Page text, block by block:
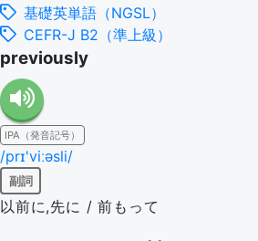
基礎英単語（NGSL）
CEFR-J B2（準上級）
previously
IPA（発音記号）
/prɪ'viːəsli/
副詞
以前に,先に / 前もって